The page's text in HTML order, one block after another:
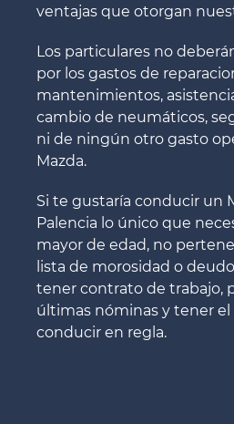
ventajas que otorgan
Los particulares no
por los gastos de
mantenimientos,
cambio de neumáticos,
ni de ningún otro gasto
Mazda.
Si te gustaría conducir un
Palencia lo único que
mayor de edad, no
lista de morosidad o
tener contrato de trabajo,
últimas nóminas y tener el
conducir en regla.